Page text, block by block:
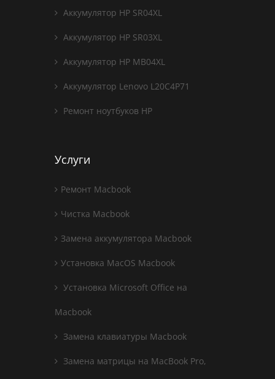
Аккумулятор HP SR04XL
Аккумулятор HP SR03XL
Аккумулятор HP MB04XL
Аккумулятор Lenovo L20C4P71
Ремонт ноутбуков HP
Услуги
Ремонт Macbook
Чистка Macbook
Замена аккумулятора Macbook
Установка MacOS Macbook
Установка Microsoft Office на
Macbook
Замена клавиатуры Macbook
Замена матрицы на MacBook Pro,